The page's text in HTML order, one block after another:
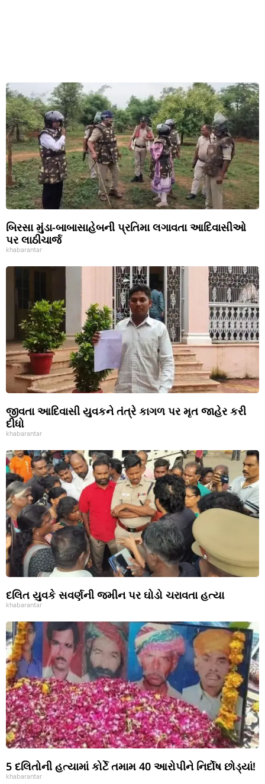
બિરસા મુંડા-બાબાસાહેબની પ્રતિમા લગાવતા આદિવાસીઓ
પર લાઠીચાર્જ
khabarantar
જીવતા આદિવાસી યુવકને તંત્રે કાગળ પર મૃત જાહેર કરી
દીધો
khabarantar
દલિત યુવકે સવર્ણની જમીન પર ઘોડો ચરાવતા હત્યા
khabarantar
5 દલિતોની હત્યામાં કોર્ટે તમામ 40 આરોપીને નિર્દોષ છોડ્યાં!
khabarantar